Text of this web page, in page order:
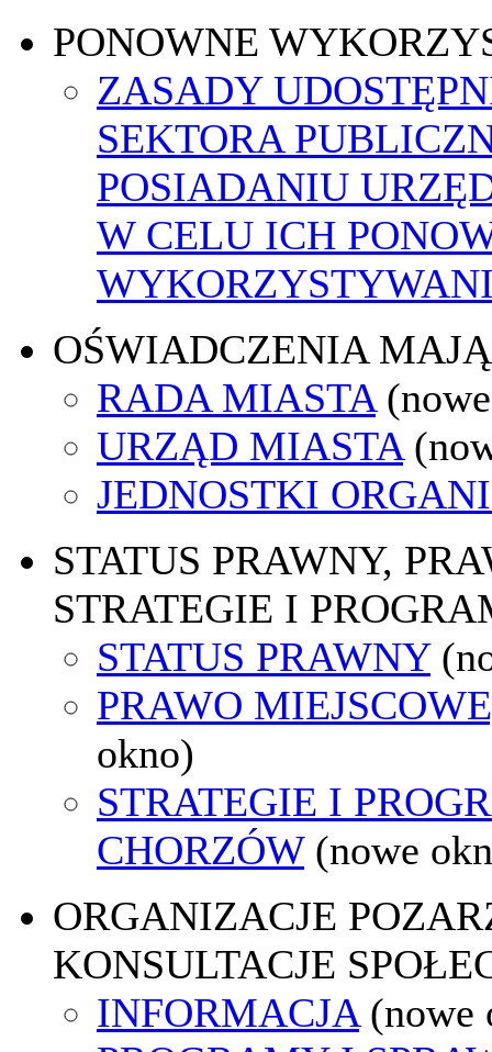
PONOWNE
ZASADY
SEKTORA
POSIADANIU
W CELU ICH
OŚWIADCZENIA
RADA MIASTA
URZĄD MIASTA
JEDNOSTKI
STATUS PRAWNY,
STRATEGIE I
STATUS PRAWNY
PRAWO
okno)
STRATEGIE I
CHORZÓW (nowe
ORGANIZACJE
KONSULTACJE
INFORMACJA (nowe